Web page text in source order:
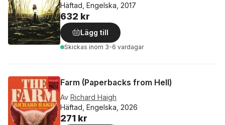
Häftad, Engelska, 2017
632 kr
Lägg till
Skickas inom 3-6 vardagar
Farm (Paperbacks from Hell)
Av Richard Haigh
Häftad, Engelska, 2026
271 kr